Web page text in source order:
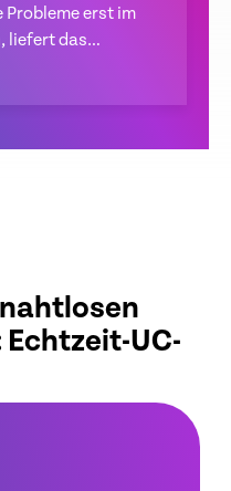
Probleme erst im
liefert das
UC-